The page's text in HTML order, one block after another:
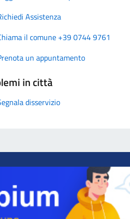
Assistenza
il comune +39 0744 9761
un appuntamento
in città
disservizio